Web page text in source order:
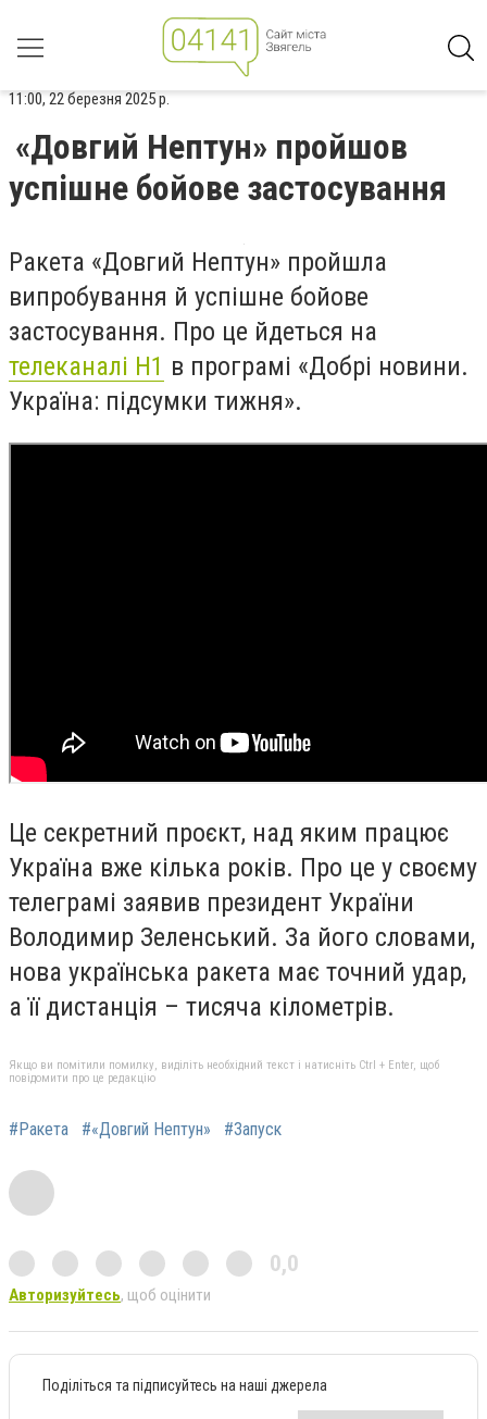
11:00, 22 березня 2025 р.
«Довгий Нептун» пройшов
успішне бойове застосування
Ракета «Довгий Нептун» пройшла
випробування й успішне бойове
застосування. Про це йдеться на
телеканалі Н1 в програмі «Добрі новини.
Україна: підсумки тижня».
Це секретний проєкт, над яким працює
Україна вже кілька років. Про це у своєму
телеграмі заявив президент України
Володимир Зеленський. За його словами,
нова українська ракета має точний удар,
а її дистанція – тисяча кілометрів.
Якщо ви помітили помилку, виділіть необхідний текст і натисніть Ctrl + Enter, щоб
повідомити про це редакцію
#Ракета #«Довгий Нептун» #Запуск
0,0
Авторизуйтесь, щоб оцінити
Поділіться та підписуйтесь на наші джерела